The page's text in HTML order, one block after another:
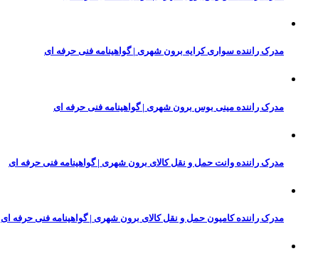
مدرک راننده سواری کرایه برون شهری | گواهینامه فنی حرفه ای
مدرک راننده مینی بوس برون شهری | گواهینامه فنی حرفه ای
مدرک راننده وانت حمل و نقل کالای برون شهری | گواهینامه فنی حرفه ای
مدرک راننده کامیون حمل و نقل کالای برون شهری | گواهینامه فنی حرفه ای